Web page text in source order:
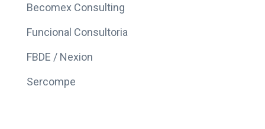
Becomex Consulting
Funcional Consultoria
FBDE / Nexion
Sercompe